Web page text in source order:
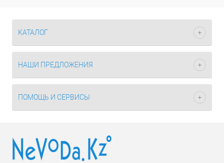
КАТАЛОГ
НАШИ ПРЕДЛОЖЕНИЯ
ПОМОЩЬ И СЕРВИСЫ